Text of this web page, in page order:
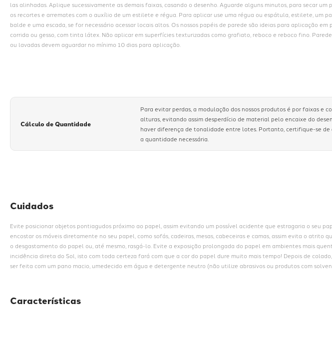
las alinhadas. Aplique sucessivamente as demais faixas, casando o desenho. Aguarde alguns minutos, para secar um
os recortes e arremates com o auxílio de um estilete e régua. Para aplicar use uma régua ou espátula, estilete, um
balde e uma escada, se for necessário acessar locais altos. Os nossos papéis de parede são ideias para aplicação em
corrida ou gesso, com tinta látex. Não aplicar em superfícies texturizadas como grafiato, reboco e reboco fino.
ou lavadas devem aguardar no mínimo 10 dias para aplicação.
Cálculo de Quantidade
Para evitar perdas, a modulação dos nossos produtos é por faixas e
alturas, evitando assim desperdício de material pelo encaixe do
haver diferença de tonalidade entre lotes. Portanto, certifique-se de
a quantidade necessária.
Cuidados
Evite posicionar objetos pontiagudos próximo ao papel, assim evitando um possível acidente que estragaria o seu
encostar os móveis diretamente no seu papel, como sofás, cadeiras, mesas, cabeceiras e camas, assim evita o atrito
o desgastamento do papel ou, até mesmo, rasgá-lo. Evite a exposição prolongada do papel em ambientes mais
incidência direta do Sol, isto com toda certeza fará com que a cor do papel dure muito mais tempo! Depois de
ser feita com um pano macio, umedecido em água e detergente neutro (não utilize abrasivos ou produtos com
Características